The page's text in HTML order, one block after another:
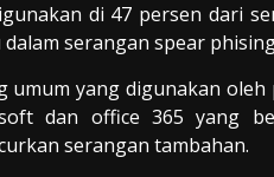
di 47 persen dari
serangan spear
yang digunakan oleh
dan office 365 yang
serangan tambahan.